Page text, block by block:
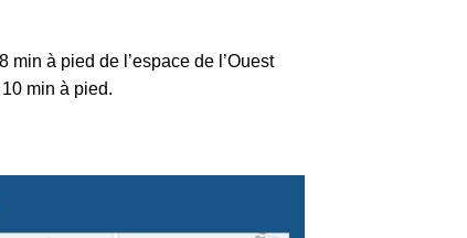
min à pied de l’espace de l’Ouest
min à pied.